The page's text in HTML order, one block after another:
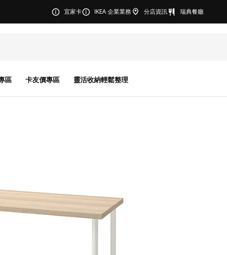
宜家卡 IKEA 企業業務 分店資訊 瑞典餐廳
區 卡友價專區 靈活收納輕鬆整理